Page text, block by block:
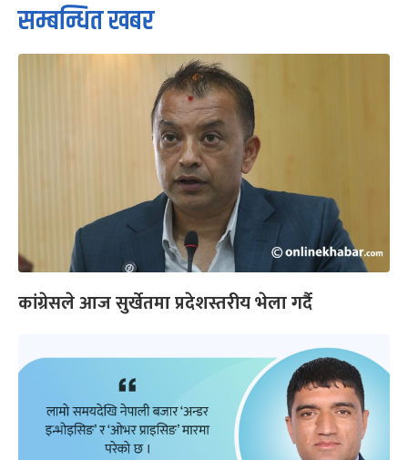
सम्बन्धित खबर
कांग्रेसले आज सुर्खेतमा प्रदेशस्तरीय भेला गर्दै